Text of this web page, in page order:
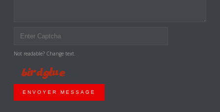
Not readable? Change text.
ENVOYER MESSAGE